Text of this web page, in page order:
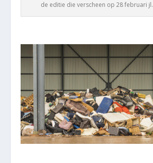
de editie die verscheen op 28 februari jl.